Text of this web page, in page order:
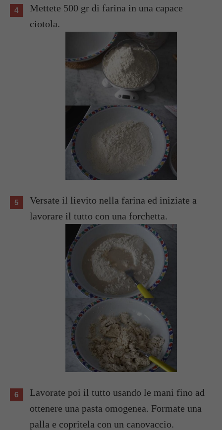
Mettete 500 gr di farina in una capace
ciotola.
Versate il lievito nella farina ed iniziate a
lavorare il tutto con una forchetta.
Lavorate poi il tutto usando le mani fino ad
ottenere una pasta omogenea. Formate una
palla e copritela con un canovaccio.